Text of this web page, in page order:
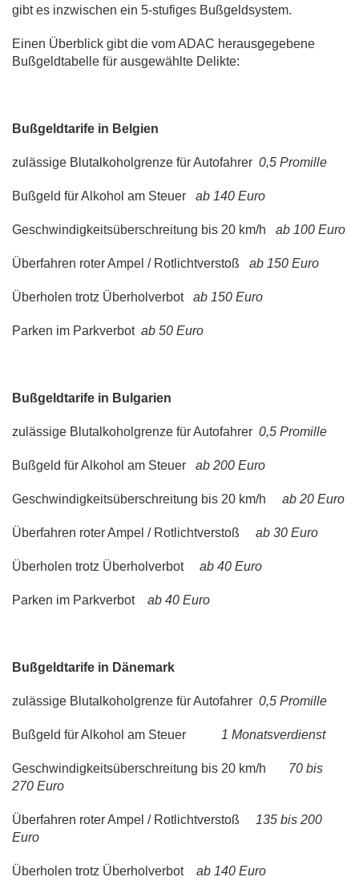
gibt es inzwischen ein 5-stufiges Bußgeldsystem.
Einen Überblick gibt die vom ADAC herausgegebene
Bußgeldtabelle für ausgewählte Delikte:
Bußgeldtarife in Belgien
zulässige Blutalkoholgrenze für Autofahrer 0,5 Promille
Bußgeld für Alkohol am Steuer ab 140 Euro
Geschwindigkeitsüberschreitung bis 20 km/h ab 100 Euro
Überfahren roter Ampel / Rotlichtverstoß ab 150 Euro
Überholen trotz Überholverbot ab 150 Euro
Parken im Parkverbot ab 50 Euro
Bußgeldtarife in Bulgarien
zulässige Blutalkoholgrenze für Autofahrer 0,5 Promille
Bußgeld für Alkohol am Steuer ab 200 Euro
Geschwindigkeitsüberschreitung bis 20 km/h ab 20 Euro
Überfahren roter Ampel / Rotlichtverstoß ab 30 Euro
Überholen trotz Überholverbot ab 40 Euro
Parken im Parkverbot ab 40 Euro
Bußgeldtarife in Dänemark
zulässige Blutalkoholgrenze für Autofahrer 0,5 Promille
Bußgeld für Alkohol am Steuer 1 Monatsverdienst
Geschwindigkeitsüberschreitung bis 20 km/h 70 bis
270 Euro
Überfahren roter Ampel / Rotlichtverstoß 135 bis 200
Euro
Überholen trotz Überholverbot ab 140 Euro